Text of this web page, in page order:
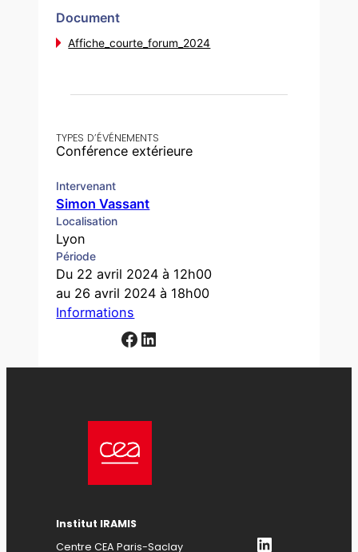
TYPES D’ÉVÉNEMENTS
Conférence extérieure
Intervenant
Simon Vassant
Localisation
Lyon
Période
Du 22 avril 2024 à 12h00
au 26 avril 2024 à 18h00
Informations
Facebook LinkedIn
Document
Affiche_courte_forum_2024
Institut IRAMIS
Centre CEA Paris-Saclay
LinkedIn